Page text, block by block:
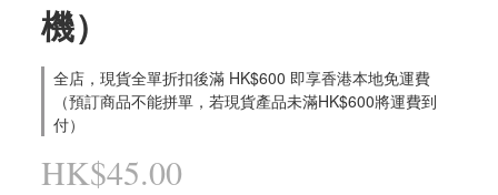
機）
全店，現貨全單折扣後滿 HK$600 即享香港本地免運費
（預訂商品不能拼單，若現貨產品未滿HK$600將運費到
付）
HK$45.00